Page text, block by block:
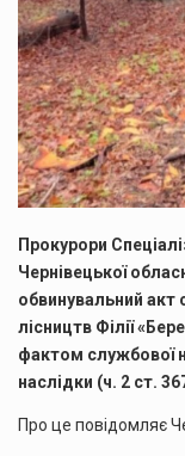
Прокурори
Чернівецької
обвинувальний акт
лісництв Філії
фактом службової
наслідки (ч. 2 ст.
Про це повідомляє